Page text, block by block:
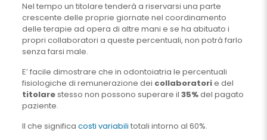
Nel tempo un titolare tenderà a riservarsi una parte
crescente delle proprie giornate nel coordinamento
delle terapie ad opera di altre mani e se ha abituato i
propri collaboratori a queste percentuali, non potrà farlo
senza farsi male.
E’ facile dimostrare che in odontoiatria le percentuali
fisiologiche di remunerazione dei collaboratorie del
titolarestesso non possono superare il 35%del pagato
paziente.
Il che significa costi variabili totali intorno al 60%.